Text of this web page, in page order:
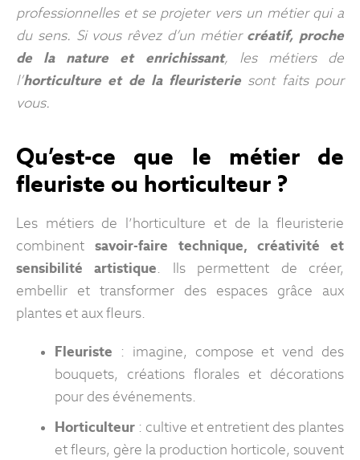
professionnelles et se projeter vers un métier qui a
du sens. Si vous rêvez d’un métier créatif, proche
de la nature et enrichissant, les métiers de
l’horticulture et de la fleuristerie sont faits pour
vous.
Qu’est-ce que le métier de
fleuriste ou horticulteur ?
Les métiers de l’horticulture et de la fleuristerie
combinent savoir-faire technique, créativité et
sensibilité artistique. Ils permettent de créer,
embellir et transformer des espaces grâce aux
plantes et aux fleurs.
Fleuriste : imagine, compose et vend des
bouquets, créations florales et décorations
pour des événements.
Horticulteur : cultive et entretient des plantes
et fleurs, gère la production horticole, souvent